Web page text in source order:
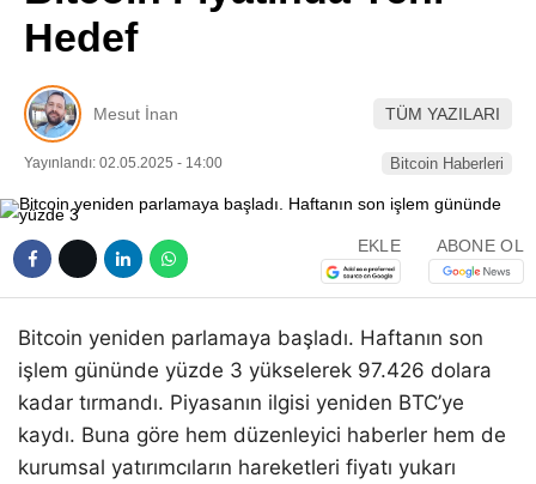
Telegram
Hedef
Mesut İnan TÜM YAZILARI
Yayınlandı: 02.05.2025 - 14:00 Bitcoin Haberleri
EKLE ABONE OL
Bitcoin yeniden parlamaya başladı. Haftanın son
işlem gününde yüzde 3 yükselerek 97.426 dolara
kadar tırmandı. Piyasanın ilgisi yeniden BTC’ye
kaydı. Buna göre hem düzenleyici haberler hem de
kurumsal yatırımcıların hareketleri fiyatı yukarı